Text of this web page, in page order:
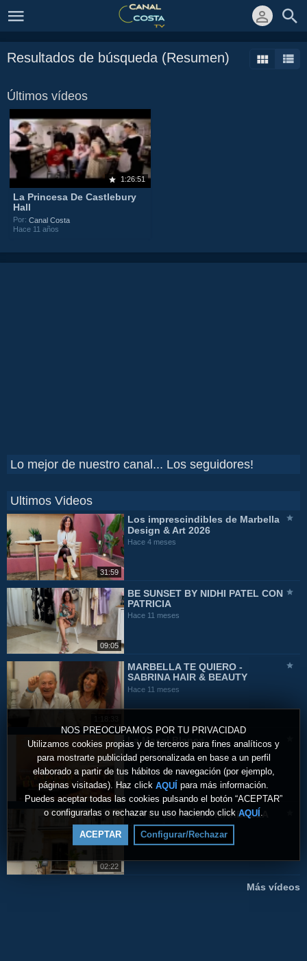
NOS PREOCUPAMOS POR TU PRIVACIDAD
Utilizamos cookies propias y de terceros para fines analíticos y
para mostrarte publicidad personalizada en base a un perfil
elaborado a partir de tus hábitos de navegación (por ejemplo,
páginas visitadas). Haz click AQUÍ para más información.
Puedes aceptar todas las cookies pulsando el botón “ACEPTAR”
o configurarlas o rechazar su uso haciendo click AQUÍ .
ACEPTAR Configurar/Rechazar
Resultados de búsqueda (Resumen)
Últimos vídeos
1:26:51
La Princesa De Castlebury
Hall
Por:Canal Costa
Hace 11 años
Lo mejor de nuestro canal... Los seguidores!
Ultimos Videos
31:59
Los imprescindibles de Marbella
Design & Art 2026
Hace 4 meses
09:05
BE SUNSET BY NIDHI PATEL CON
PATRICIA
Hace 11 meses
MARBELLA TE QUIERO -
SABRINA HAIR & BEAUTY
Hace 11 meses
La Masai Blanca
Hace 11 meses
02:22
HOTEL LA FONDA MARBELLA
Hace un año
Más vídeos